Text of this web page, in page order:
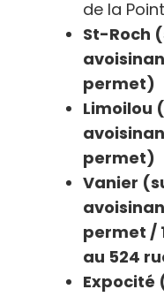
de la
St-Roch
permet)
Limoilou
permet)
Vanier
permet /
au 524